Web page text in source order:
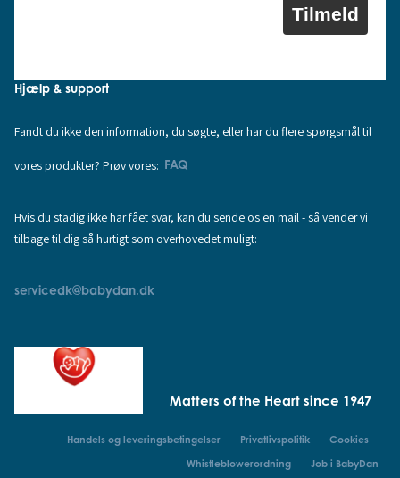
Tilmeld
Hjælp & support
Fandt du ikke den information, du søgte, eller har du flere spørgsmål til
vores produkter? Prøv vores: FAQ
Hvis du stadig ikke har fået svar, kan du sende os en mail - så vender vi
tilbage til dig så hurtigt som overhovedet muligt:
servicedk@babydan.dk
Matters of the Heart since 1947
Handels og leveringsbetingelser Privatlivspolitik
Cookies
Whistleblowerordning
Job i BabyDan